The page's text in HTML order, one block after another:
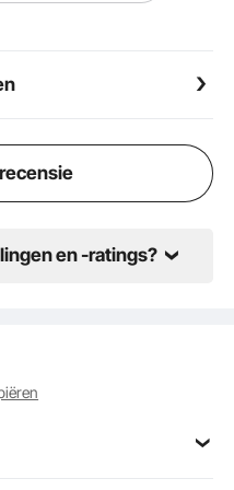
mogelijk maakt.
en -ratings?